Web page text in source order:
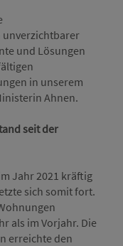
und Lösungen
in unserem
Ahnen.
seit der
Jahr 2021 kräftig
sich somit fort.
als im Vorjahr. Die
erreichte den